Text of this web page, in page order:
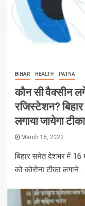
BIHAR HEALTH PATNA
कौन सी वैक्सीन
रजिस्टेशन?
लगाया जायेगा
March 15, 2022
बिहार समेत देशभर में
को कोरोना टीका लगाने...